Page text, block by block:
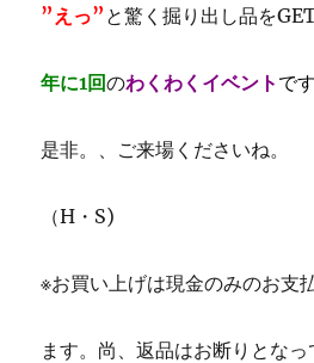
”えっ” と驚く掘り出し品を
年に1回のわくわくイベント で
是非。、ご来場くださいね。
（H・S)
※お買い上げは現金のみのお支
ます。尚、返品はお断りとなっ